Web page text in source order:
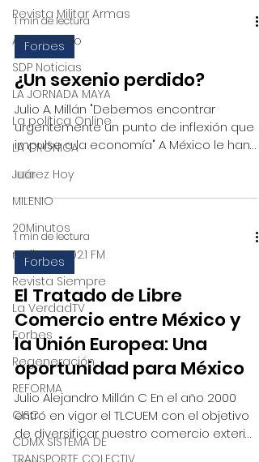
Revista Militar Armas
Al Momento
SDP Noticias
LA JORNADA MAYA
La política Online
LA CRÓNICA
Juárez Hoy
MILENIO
20Minutos
radio RED 92.1 FM
Revista Siempre
La VerdadTV
Forbes
Regeneración
REFORMA
CISC
CDMX SISTEMA DE
TRANSPORTE COLECTIV
1 min de lectura
Forbes
¿Un sexenio perdido?
Julio A. Millán "Debemos encontrar
urgentemente un punto de inflexión que
impulse a la economía" A México le han
1 min de lectura
Forbes
El Tratado de Libre
Comercio entre México y
la Unión Europea: Una
oportunidad para México
Julio Alejandro Millán C En el año 2000
entró en vigor el TLCUEM con el objetivo
de diversificar nuestro comercio exterior
y ampliar las...